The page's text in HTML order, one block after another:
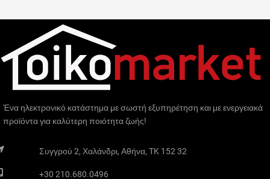
Ένα ηλεκτρονικό κατάστημα με σωστή εξυπηρέτηση και με ενεργειακά
προϊόντα για καλύτερη ποιότητα ζωής!
Συγγρού 2, Χαλάνδρι, Αθήνα, TK 152 32
+30 210.680.0496